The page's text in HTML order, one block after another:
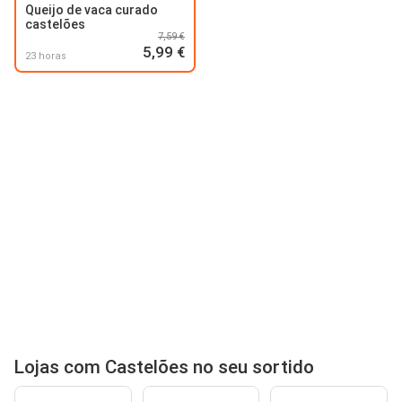
Queijo de vaca curado
castelões
23 horas
7,59 €
5,99 €
Lojas com Castelões no seu sortido